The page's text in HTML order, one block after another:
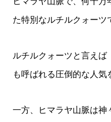
た特別なルチルクォーツ
ルチルクォーツと言えば
も呼ばれる圧倒的な人気
一方、ヒマラヤ山脈は神